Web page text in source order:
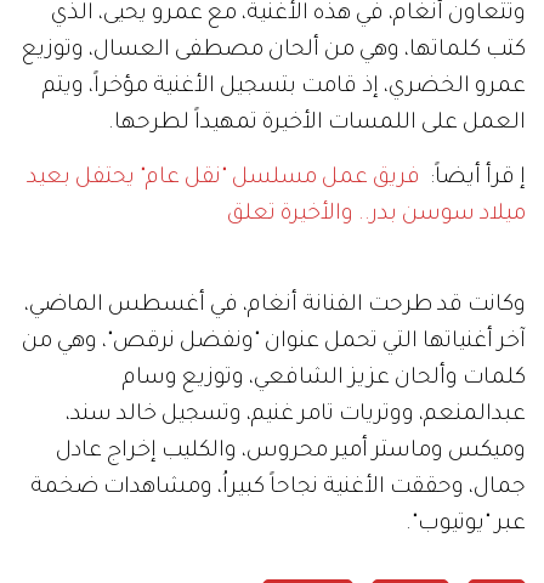
وتتعاون أنغام، في هذه الأغنية، مع عمرو يحيى، الذي
كتب كلماتها، وهي من ألحان مصطفى العسال، وتوزيع
عمرو الخضري، إذ قامت بتسجيل الأغنية مؤخراً، ويتم
العمل على اللمسات الأخيرة تمهيداً لطرحها.
إ قرأ أيضاً: فريق عمل مسلسل "نقل عام" يحتفل بعيد
ميلاد سوسن بدر.. والأخيرة تعلق
وكانت قد طرحت الفنانة أنغام، في أغسطس الماضي،
آخر أغنياتها التي تحمل عنوان "ونفضل نرقص"، وهي من
كلمات وألحان عزيز الشافعي، وتوزيع وسام
عبدالمنعم، ووتريات تامر غنيم، وتسجيل خالد سند،
وميكس وماستر أمير محروس، والكليب إخراج عادل
جمال، وحققت الأغنية نجاحاً كبيراُ، ومشاهدات ضخمة
عبر "يوتيوب".